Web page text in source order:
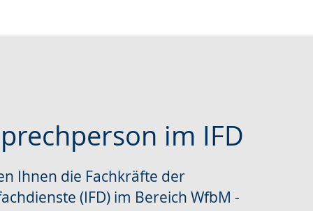
im IFD
Ihnen die Fachkräfte der
(IFD) im Bereich WfbM -